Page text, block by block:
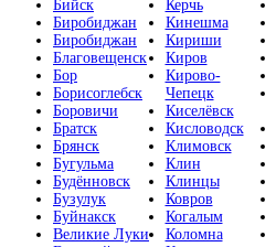
Бийск
Биробиджан
Биробиджан
Благовещенск
Бор
Борисоглебск
Боровичи
Братск
Брянск
Бугульма
Будённовск
Бузулук
Буйнакск
Великие Луки
Керчь
Кинешма
Кириши
Киров
Кирово-
Чепецк
Киселёвск
Кисловодск
Климовск
Клин
Клинцы
Ковров
Когалым
Коломна